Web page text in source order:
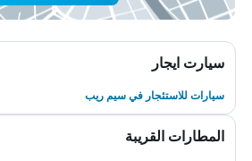
سيارت ايجار
سيارات للاستئجار في سيم ريب
المطارات القريبة